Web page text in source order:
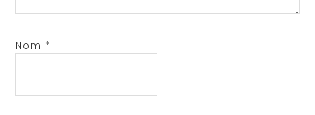
Nom *